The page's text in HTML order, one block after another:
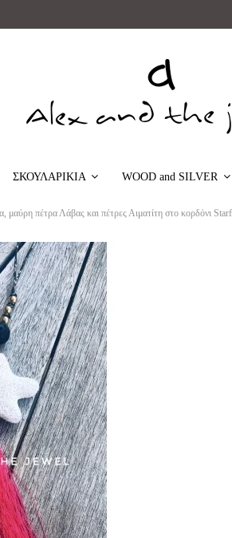
ΣΚΟΥΛΑΡΙΚΙΑ WOOD and SILVER
μαύρη πέτρα Λάβας και πέτρες Αιματίτη στο κορδόνι